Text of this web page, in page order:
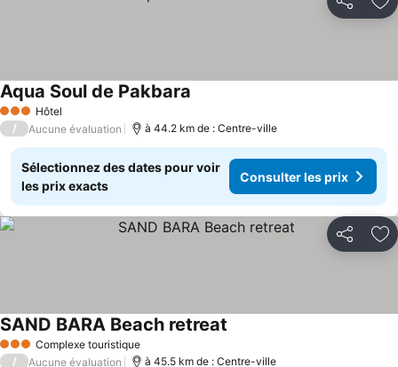
Partager
3 ÉtoilesHôtel
Aqua Soul de Pakbara
/ Aucune évaluation à 44.2 km de : Centre-ville
Sélectionnez des dates pour voir
les prix exacts
Consulter les prix
Partager
3 ÉtoilesComplexe touristique
SAND BARA Beach retreat
/ Aucune évaluation à 45.5 km de : Centre-ville